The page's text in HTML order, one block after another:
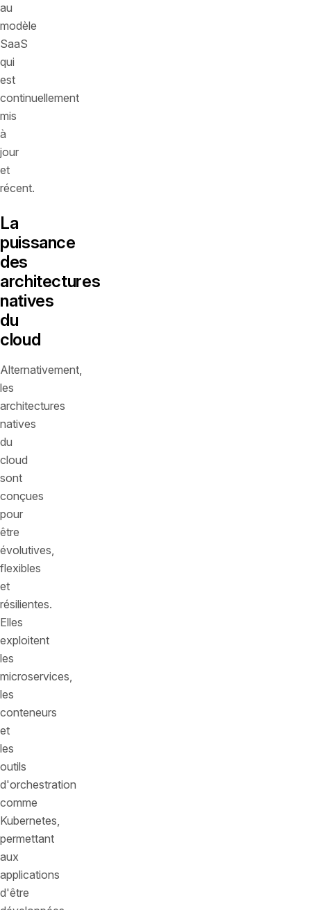
au
modèle
SaaS
qui
est
continuellement
mis
à
jour
et
récent.
La
puissance
des
architectures
natives
du
cloud
Alternativement,
les
architectures
natives
du
cloud
sont
conçues
pour
être
évolutives,
flexibles
et
résilientes.
Elles
exploitent
les
microservices,
les
conteneurs
et
les
outils
d'orchestration
comme
Kubernetes,
permettant
aux
applications
d'être